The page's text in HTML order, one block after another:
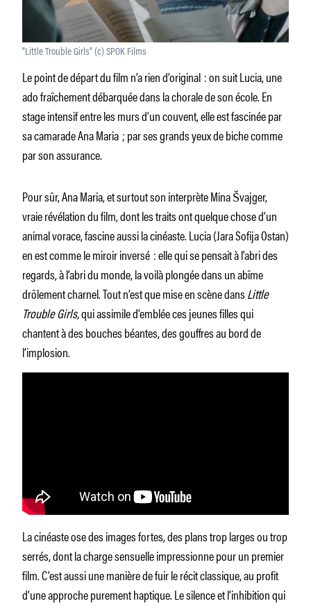
"Little Trouble Girls" (c) SPOK Films
Le point de départ du film n’a rien d’original : on suit Lucia, une
ado fraîchement débarquée dans la chorale de son école. En
stage intensif entre les murs d’un couvent, elle est fascinée par
sa camarade Ana Maria ; par ses grands yeux de biche comme
par son assurance.
Pour sûr, Ana Maria, et surtout son interprète Mina Švajger,
vraie révélation du film, dont les traits ont quelque chose d’un
animal vorace, fascine aussi la cinéaste. Lucia (Jara Sofija Ostan)
en est comme le miroir inversé : elle qui se pensait à l’abri des
regards, à l’abri du monde, la voilà plongée dans un abîme
drôlement charnel. Tout n’est que mise en scène dansLittle
Trouble Girls,qui assimile d’emblée ces jeunes filles qui
chantent à des bouches béantes, des gouffres au bord de
l’implosion.
La cinéaste ose des images fortes, des plans trop larges ou trop
serrés, dont la charge sensuelle impressionne pour un premier
film. C’est aussi une manière de fuir le récit classique, au profit
d’une approche purement haptique. Le silence et l’inhibition qui